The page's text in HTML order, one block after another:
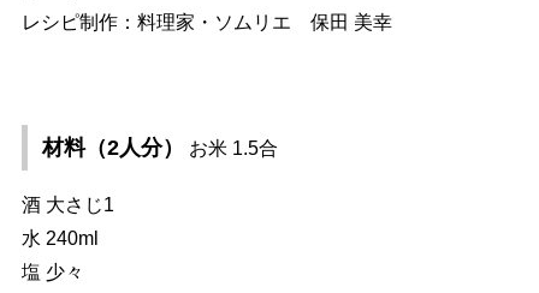
レシピ制作：料理家・ソムリエ 保田 美幸
材料（2人分） お米 1.5合
酒 大さじ1
水 240ml
塩 少々